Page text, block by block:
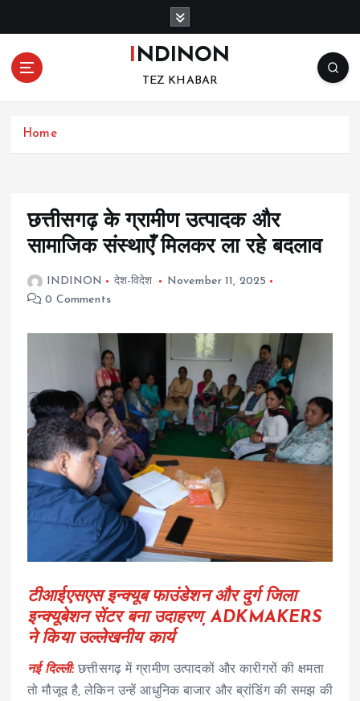
o
INDINON
TEZ KHABAR
Home
छत्तीसगढ़ के ग्रामीण उत्पादक और
सामाजिक संस्थाएँ मिलकर ला रहे बदलाव
INDINON देश-विदेश
November 11, 2025
0 Comments
टीआईएसएस इन्क्यूब फाउंडेशन और दुर्ग जिला
इन्क्यूबेशन सेंटर बना उदाहरण, ADKMAKERS
ने किया उल्लेखनीय कार्य
नई दिल्ली:छत्तीसगढ़ में ग्रामीण उत्पादकों और कारीगरों की क्षमता
तो मौजूद है, लेकिन उन्हें आधुनिक बाजार और ब्रांडिंग की समझ की